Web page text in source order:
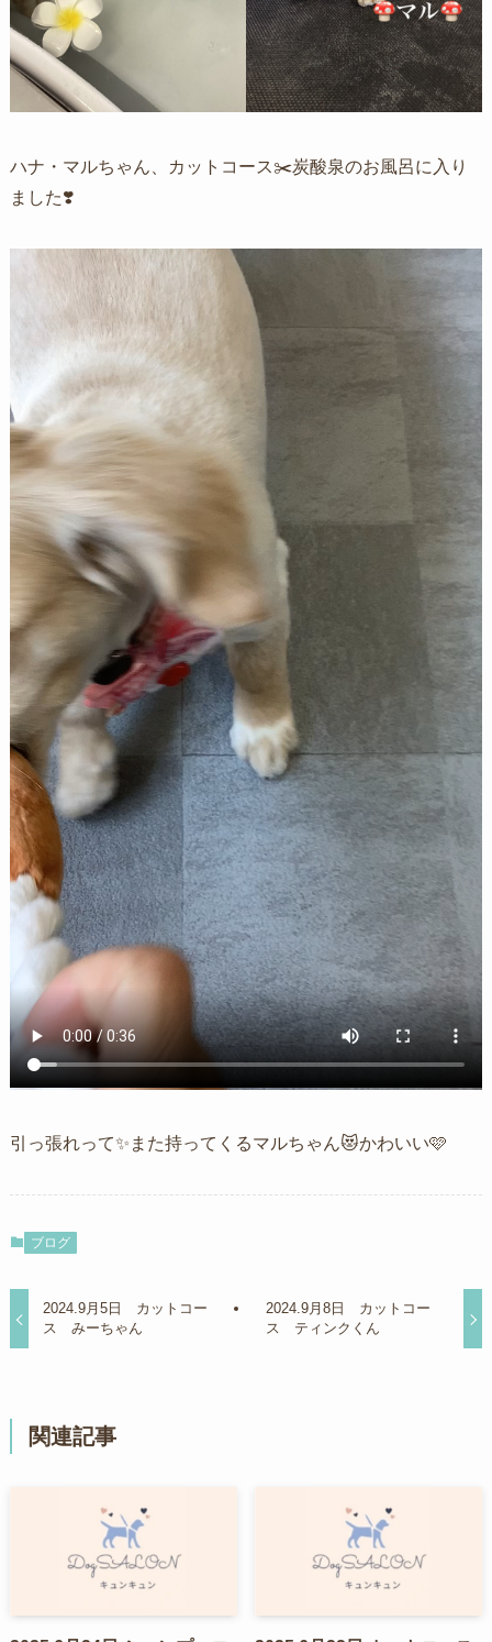
ハナ・マルちゃん、カットコース✂️炭酸泉のお風呂に入り
ました❣️
引っ張れって✨また持ってくるマルちゃん😻かわいい🩷
ブログ
2024.9月5日 カットコー
ス みーちゃん
2024.9月8日 カットコー
ス ティンクくん
関連記事